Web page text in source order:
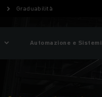
Graduabilità
Automazione e Sistemi